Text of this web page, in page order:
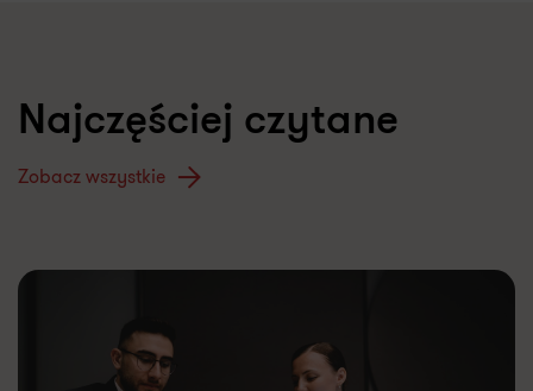
Najczęściej czytane
Zobacz wszystkie